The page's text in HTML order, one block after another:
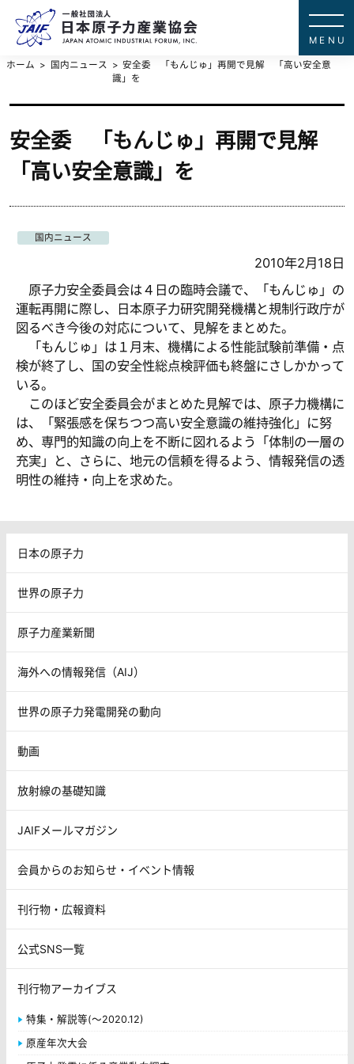
ホーム 国内ニュース
安全委 「もんじゅ」再開で見解 「高い安全意
識」を
安全委 「もんじゅ」再開で見解
「高い安全意識」を
国内ニュース
2010年2月18日
原子力安全委員会は４日の臨時会議で、「もんじゅ」の
運転再開に際し、日本原子力研究開発機構と規制行政庁が
図るべき今後の対応について、見解をまとめた。
「もんじゅ」は１月末、機構による性能試験前準備・点
検が終了し、国の安全性総点検評価も終盤にさしかかって
いる。
このほど安全委員会がまとめた見解では、原子力機構に
は、「緊張感を保ちつつ高い安全意識の維持強化」に努
め、専門的知識の向上を不断に図れるよう「体制の一層の
充実」と、さらに、地元の信頼を得るよう、情報発信の透
明性の維持・向上を求めた。
日本の原子力
世界の原子力
原子力産業新聞
海外への情報発信（AIJ）
世界の原子力発電開発の動向
動画
放射線の基礎知識
JAIFメールマガジン
会員からのお知らせ・イベント情報
刊行物・広報資料
公式SNS一覧
刊行物アーカイブス
特集・解説等(～2020.12)
原産年次大会